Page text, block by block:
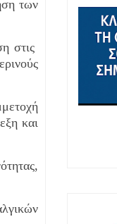
των
στις
και